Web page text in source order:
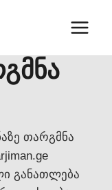
თარგმნა
განათლება